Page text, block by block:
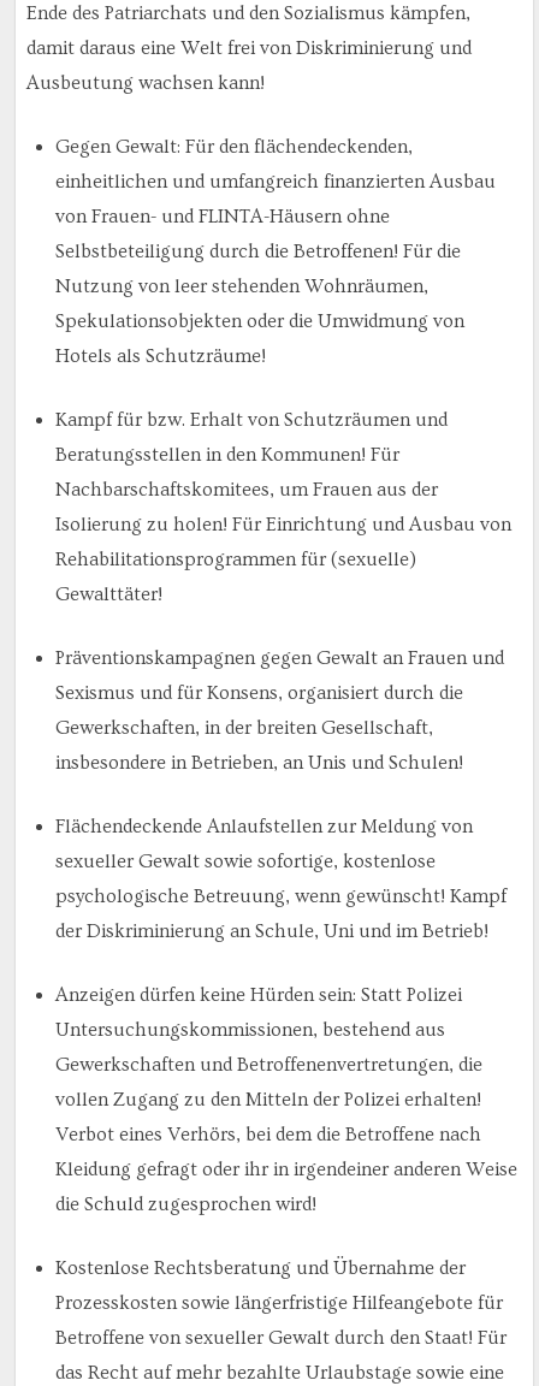
Ende des Patriarchats und den Sozialismus kämpfen,
damit daraus eine Welt frei von Diskriminierung und
Ausbeutung wachsen kann!
Gegen Gewalt: Für den flächendeckenden,
einheitlichen und umfangreich finanzierten Ausbau
von Frauen- und FLINTA-Häusern ohne
Selbstbeteiligung durch die Betroffenen! Für die
Nutzung von leer stehenden Wohnräumen,
Spekulationsobjekten oder die Umwidmung von
Hotels als Schutzräume!
Kampf für bzw. Erhalt von Schutzräumen und
Beratungsstellen in den Kommunen! Für
Nachbarschaftskomitees, um Frauen aus der
Isolierung zu holen! Für Einrichtung und Ausbau von
Rehabilitationsprogrammen für (sexuelle)
Gewalttäter!
Präventionskampagnen gegen Gewalt an Frauen und
Sexismus und für Konsens, organisiert durch die
Gewerkschaften, in der breiten Gesellschaft,
insbesondere in Betrieben, an Unis und Schulen!
Flächendeckende Anlaufstellen zur Meldung von
sexueller Gewalt sowie sofortige, kostenlose
psychologische Betreuung, wenn gewünscht! Kampf
der Diskriminierung an Schule, Uni und im Betrieb!
Anzeigen dürfen keine Hürden sein: Statt Polizei
Untersuchungskommissionen, bestehend aus
Gewerkschaften und Betroffenenvertretungen, die
vollen Zugang zu den Mitteln der Polizei erhalten!
Verbot eines Verhörs, bei dem die Betroffene nach
Kleidung gefragt oder ihr in irgendeiner anderen Weise
die Schuld zugesprochen wird!
Kostenlose Rechtsberatung und Übernahme der
Prozesskosten sowie längerfristige Hilfeangebote für
Betroffene von sexueller Gewalt durch den Staat! Für
das Recht auf mehr bezahlte Urlaubstage sowie eine